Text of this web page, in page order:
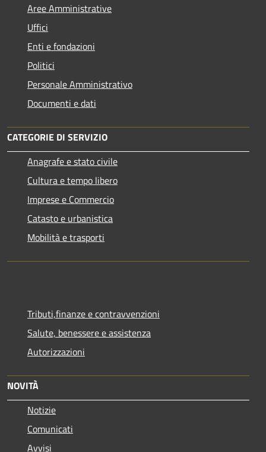
Aree Amministrative
Uffici
Enti e fondazioni
Politici
Personale Amministrativo
Documenti e dati
CATEGORIE DI SERVIZIO
Anagrafe e stato civile
Cultura e tempo libero
Imprese e Commercio
Catasto e urbanistica
Mobilità e trasporti
Tributi,finanze e contravvenzioni
Salute, benessere e assistenza
Autorizzazioni
NOVITÀ
Notizie
Comunicati
Avvisi